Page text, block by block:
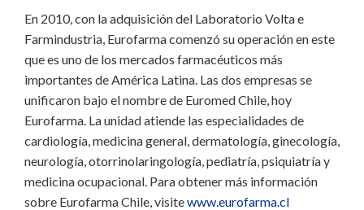
En 2010, con la adquisición del Laboratorio Volta e
Farmindustria, Eurofarma comenzó su operación en este
que es uno de los mercados farmacéuticos más
importantes de América Latina. Las dos empresas se
unificaron bajo el nombre de Euromed Chile, hoy
Eurofarma. La unidad atiende las especialidades de
cardiología, medicina general, dermatología, ginecología,
neurología, otorrinolaringología, pediatría, psiquiatría y
medicina ocupacional. Para obtener más información
sobre Eurofarma Chile, visitewww.eurofarma.cl